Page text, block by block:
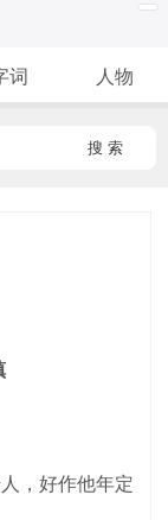
词 人物
搜 索
，好作他年定